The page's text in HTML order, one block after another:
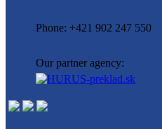
Phone: +421 902 247 550
Our partner agency: